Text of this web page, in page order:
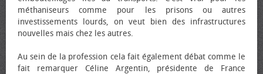
méthaniseurs comme pour les prisons ou autres
investissements lourds, on veut bien des infrastructures
nouvelles mais chez les autres.
Au sein de la profession cela fait également débat comme le
fait remarquer Céline Argentin, présidente de France